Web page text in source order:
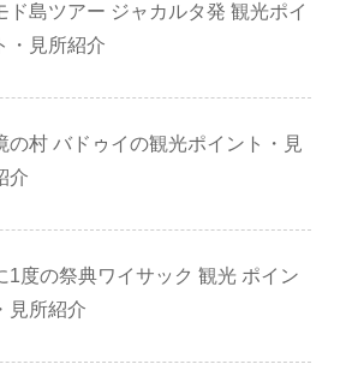
ド島ツアー ジャカルタ発 観光ポイ
・見所紹介
の村 バドゥイの観光ポイント・見
介
1度の祭典ワイサック 観光 ポイン
見所紹介